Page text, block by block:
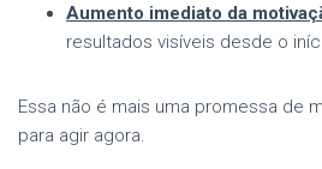
Aumento imediato da
resultados visíveis desde o
Essa não é mais uma promessa de
para agir agora.